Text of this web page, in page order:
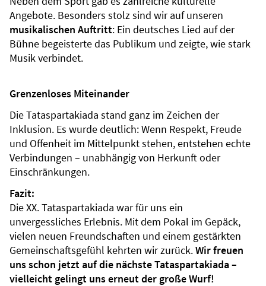
Angebote. Besonders stolz sind wir auf unseren
musikalischen Auftritt: Ein deutsches Lied auf der
Bühne begeisterte das Publikum und zeigte, wie stark
Musik verbindet.
Grenzenloses Miteinander
Die Tataspartakiada stand ganz im Zeichen der
Inklusion. Es wurde deutlich: Wenn Respekt, Freude
und Offenheit im Mittelpunkt stehen, entstehen echte
Verbindungen – unabhängig von Herkunft oder
Einschränkungen.
Fazit:
Die XX. Tataspartakiada war für uns ein
unvergessliches Erlebnis. Mit dem Pokal im Gepäck,
vielen neuen Freundschaften und einem gestärkten
Gemeinschaftsgefühl kehrten wir zurück.Wir freuen
uns schon jetzt auf die nächste Tataspartakiada –
vielleicht gelingt uns erneut der große Wurf!